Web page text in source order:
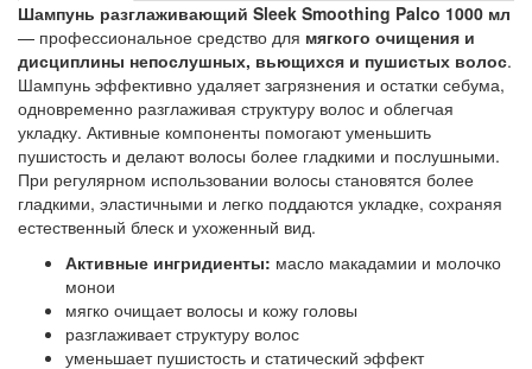
Шампунь разглаживающий Sleek Smoothing Palco 1000 мл
— профессиональное средство для мягкого очищения и
дисциплины непослушных, вьющихся и пушистых волос.
Шампунь эффективно удаляет загрязнения и остатки себума,
одновременно разглаживая структуру волос и облегчая
укладку. Активные компоненты помогают уменьшить
пушистость и делают волосы более гладкими и послушными.
При регулярном использовании волосы становятся более
гладкими, эластичными и легко поддаются укладке, сохраняя
естественный блеск и ухоженный вид.
Активные ингридиенты: масло макадамии и молочко
монои
мягко очищает волосы и кожу головы
разглаживает структуру волос
уменьшает пушистость и статический эффект